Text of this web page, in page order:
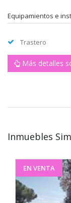
Equipamientos e
Trastero
Más detalles
Inmuebles
EN VENTA